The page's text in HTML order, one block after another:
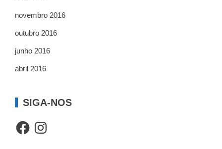
novembro 2016
outubro 2016
junho 2016
abril 2016
SIGA-NOS
FacebookInstagram